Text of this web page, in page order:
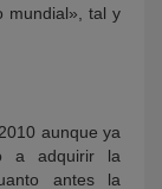
mundial», tal y
aunque ya
a adquirir la
antes la